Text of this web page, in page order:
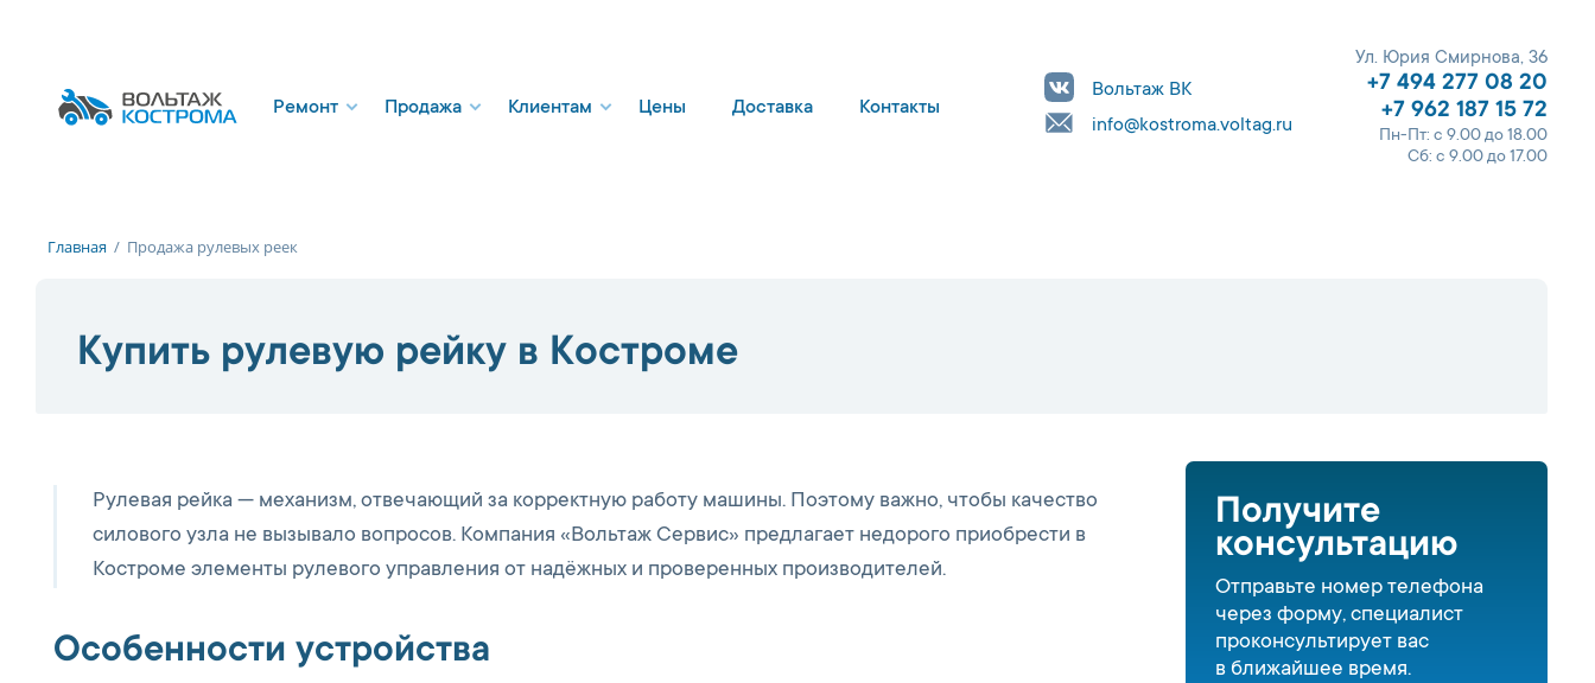
Ремонт Продажа Клиентам Цены Доставка Контакты
Вольтаж ВК
info@kostroma.voltag.ru
Ул. Юрия Смирнова, 36
+7 494 277 08 20
+7 962 187 15 72
Пн-Пт: с 9.00 до 18.00
Сб: с 9.00 до 17.00
Главная / Продажа рулевых реек
Купить рулевую рейку в Костроме
Рулевая рейка — механизм, отвечающий за корректную работу машины. Поэтому важно, чтобы качество
силового узла не вызывало вопросов. Компания «Вольтаж Сервис» предлагает недорого приобрести в
Костроме элементы рулевого управления от надёжных и проверенных производителей.
Особенности устройства
Получите
консультацию
Отправьте номер телефона
через форму, специалист
проконсультирует вас
в ближайшее время.